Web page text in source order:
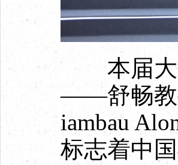
本届大会
——舒畅教
iambau
标志着中